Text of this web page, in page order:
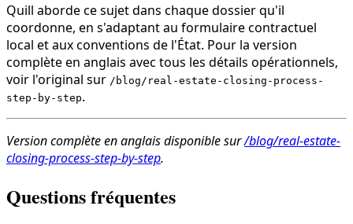
Quill aborde ce sujet dans chaque dossier qu'il
coordonne, en s'adaptant au formulaire contractuel
local et aux conventions de l'État. Pour la version
complète en anglais avec tous les détails opérationnels,
voir l'original sur /blog/real-estate-closing-process-
step-by-step.
Version complète en anglais disponible sur/blog/real-estate-
closing-process-step-by-step.
Questions fréquentes